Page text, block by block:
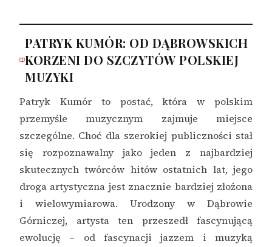
PATRYK KUMÓR: OD DĄBROWSKICH
KORZENI DO SZCZYTÓW POLSKIEJ
MUZYKI
Patryk Kumór to postać, która w polskim
przemyśle muzycznym zajmuje miejsce
szczególne. Choć dla szerokiej publiczności stał
się rozpoznawalny jako jeden z najbardziej
skutecznych twórców hitów ostatnich lat, jego
droga artystyczna jest znacznie bardziej złożona
i wielowymiarowa. Urodzony w Dąbrowie
Górniczej, artysta ten przeszedł fascynującą
ewolucję – od fascynacji jazzem i muzyką